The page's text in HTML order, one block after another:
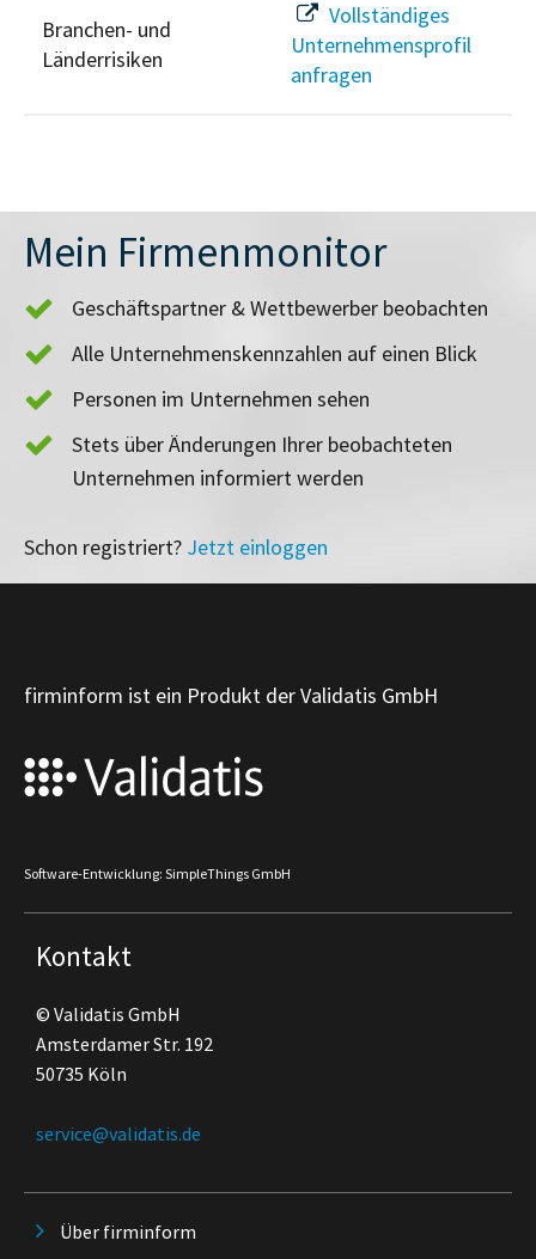
Branchen- und
Länderrisiken
Vollständiges
Unternehmensprofil
anfragen
Mein Firmenmonitor
Geschäftspartner & Wettbewerber beobachten
Alle Unternehmenskennzahlen auf einen Blick
Personen im Unternehmen sehen
Stets über Änderungen Ihrer beobachteten
Unternehmen informiert werden
Schon registriert? Jetzt einloggen
firminform ist ein Produkt der Validatis GmbH
Software-Entwicklung: SimpleThings GmbH
Kontakt
© Validatis GmbH
Amsterdamer Str. 192
50735 Köln
service@validatis.de
Über firminform